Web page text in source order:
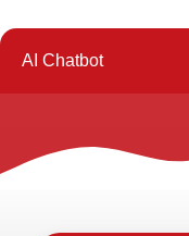
Rautalammin kunta